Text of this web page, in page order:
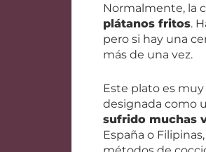
Normalmente, la
plátanos fritos.
pero si hay una
más de una vez.
Este plato es
designada como
sufrido muchas
España o